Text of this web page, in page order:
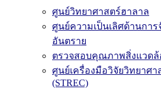
ศูนย์วิทยาศาสตร์ฮาลาล
ศูนย์ความเป็นเลิศด้านการ
อันตราย
ตรวจสอบคุณภาพสิ่งแวดล้
ศูนย์เครื่องมือวิจัยวิทยาศ
(STREC)